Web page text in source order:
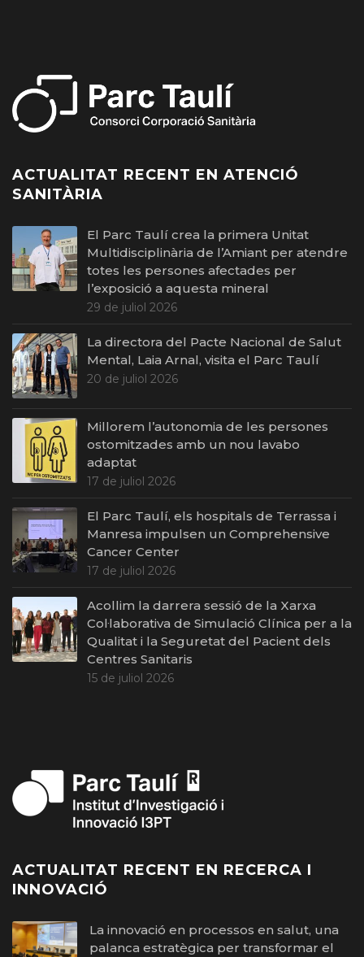
ACTUALITAT RECENT EN ATENCIÓ
SANITÀRIA
El Parc Taulí crea la primera Unitat
Multidisciplinària de l’Amiant per atendre
totes les persones afectades per
l’exposició a aquesta mineral
29 de juliol 2026
La directora del Pacte Nacional de Salut
Mental, Laia Arnal, visita el Parc Taulí
20 de juliol 2026
Millorem l’autonomia de les persones
ostomitzades amb un nou lavabo
adaptat
17 de juliol 2026
El Parc Taulí, els hospitals de Terrassa i
Manresa impulsen un Comprehensive
Cancer Center
17 de juliol 2026
Acollim la darrera sessió de la Xarxa
Col·laborativa de Simulació Clínica per a la
Qualitat i la Seguretat del Pacient dels
Centres Sanitaris
15 de juliol 2026
ACTUALITAT RECENT EN RECERCA I
INNOVACIÓ
La innovació en processos en salut, una
palanca estratègica per transformar el